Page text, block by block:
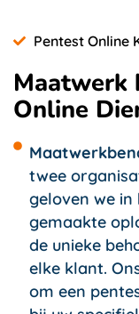
Pentest Online
Maatwerk
Online
twee
geloven we
gemaakte
de unieke
elke klant.
om een